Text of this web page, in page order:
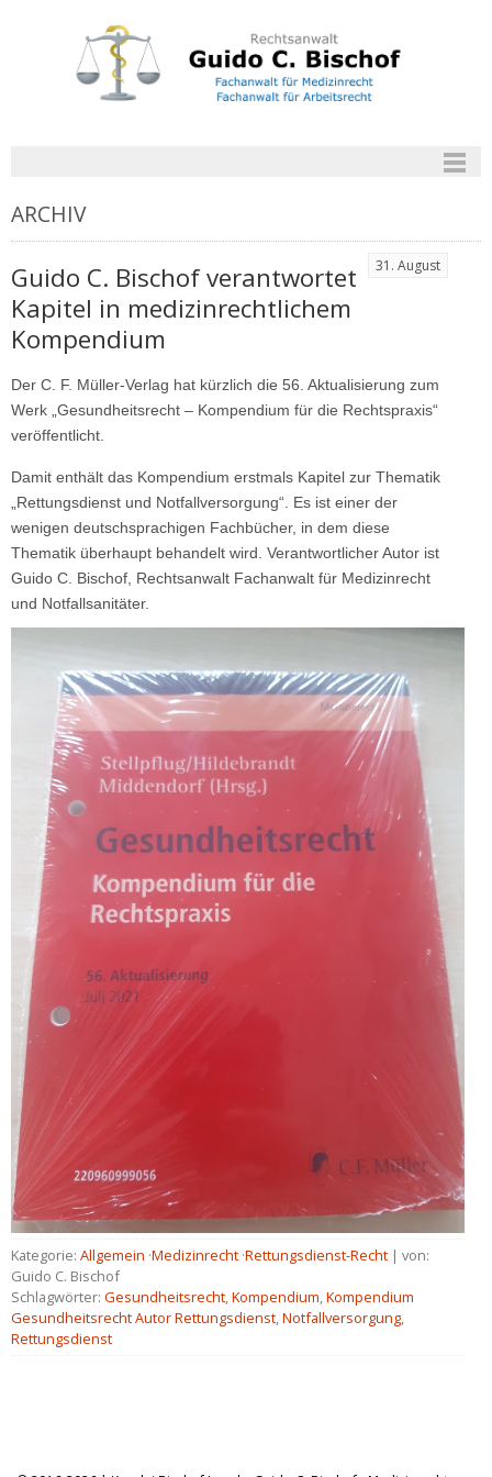
ARCHIV
31. August
Guido C. Bischof verantwortet
Kapitel in medizinrechtlichem
Kompendium
Der C. F. Müller-Verlag hat kürzlich die 56. Aktualisierung zum
Werk „Gesundheitsrecht – Kompendium für die Rechtspraxis“
veröffentlicht.
Damit enthält das Kompendium erstmals Kapitel zur Thematik
„Rettungsdienst und Notfallversorgung“. Es ist einer der
wenigen deutschsprachigen Fachbücher, in dem diese
Thematik überhaupt behandelt wird. Verantwortlicher Autor ist
Guido C. Bischof, Rechtsanwalt Fachanwalt für Medizinrecht
und Notfallsanitäter.
Kategorie: Allgemein ·Medizinrecht ·Rettungsdienst-Recht | von:
Guido C. Bischof
Schlagwörter: Gesundheitsrecht,Kompendium,Kompendium
Gesundheitsrecht Autor Rettungsdienst,Notfallversorgung,
Rettungsdienst